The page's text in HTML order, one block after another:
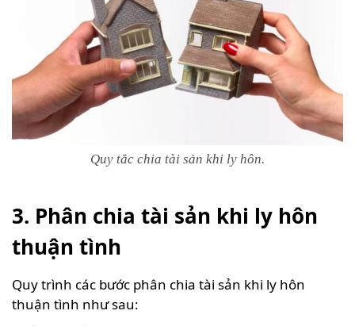
Quy tắc chia tài sản khi ly hôn.
3. Phân chia tài sản khi ly hôn
thuận tình
Quy trình các bước phân chia tài sản khi ly hôn
thuận tình như sau: